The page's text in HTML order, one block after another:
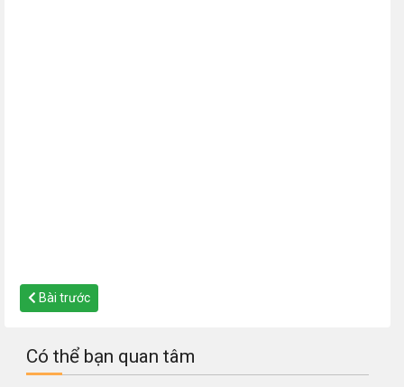
Bài trước
Có thể bạn quan tâm